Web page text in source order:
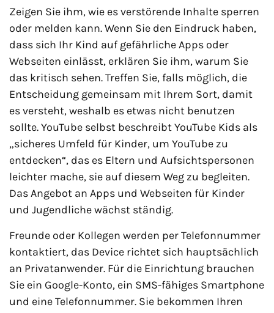
Zeigen Sie ihm, wie es verstörende Inhalte sperren
oder melden kann. Wenn Sie den Eindruck haben,
dass sich Ihr Kind auf gefährliche Apps oder
Webseiten einlässt, erklären Sie ihm, warum Sie
das kritisch sehen. Treffen Sie, falls möglich, die
Entscheidung gemeinsam mit Ihrem Sort, damit
es versteht, weshalb es etwas nicht benutzen
sollte. YouTube selbst beschreibt YouTube Kids als
„sicheres Umfeld für Kinder, um YouTube zu
entdecken“, das es Eltern und Aufsichtspersonen
leichter mache, sie auf diesem Weg zu begleiten.
Das Angebot an Apps und Webseiten für Kinder
und Jugendliche wächst ständig.
Freunde oder Kollegen werden per Telefonnummer
kontaktiert, das Device richtet sich hauptsächlich
an Privatanwender. Für die Einrichtung brauchen
Sie ein Google-Konto, ein SMS-fähiges Smartphone
und eine Telefonnummer. Sie bekommen Ihren